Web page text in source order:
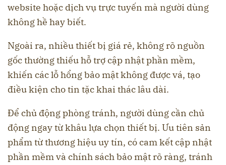
website hoặc dịch vụ trực tuyến mà người dùng
không hề hay biết.
Ngoài ra, nhiều thiết bị giá rẻ, không rõ nguồn
gốc thường thiếu hỗ trợ cập nhật phần mềm,
khiến các lỗ hổng bảo mật không được vá, tạo
điều kiện cho tin tặc khai thác lâu dài.
Để chủ động phòng tránh, người dùng cần chủ
động ngay từ khâu lựa chọn thiết bị. Ưu tiên sản
phẩm từ thương hiệu uy tín, có cam kết cập nhật
phần mềm và chính sách bảo mật rõ ràng, tránh